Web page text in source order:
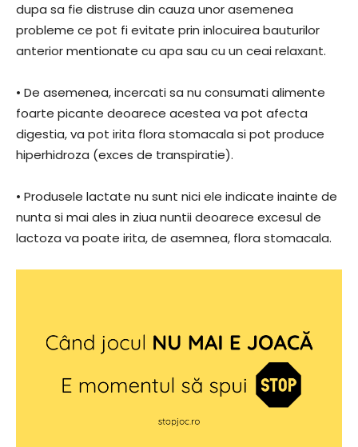
dupa sa fie distruse din cauza unor asemenea
probleme ce pot fi evitate prin inlocuirea bauturilor
anterior mentionate cu apa sau cu un ceai relaxant.
• De asemenea, incercati sa nu consumati alimente
foarte picante deoarece acestea va pot afecta
digestia, va pot irita flora stomacala si pot produce
hiperhidroza (exces de transpiratie).
• Produsele lactate nu sunt nici ele indicate inainte de
nunta si mai ales in ziua nuntii deoarece excesul de
lactoza va poate irita, de asemnea, flora stomacala.